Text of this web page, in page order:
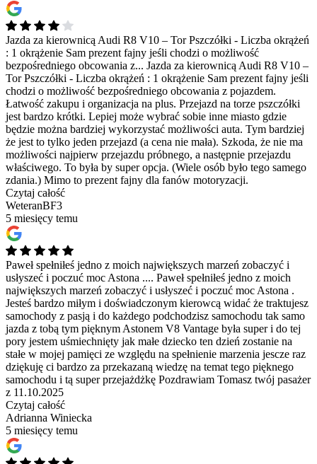
Jazda za kierownicą Audi R8 V10 – Tor Pszczółki - Liczba okrążeń
: 1 okrążenie Sam prezent fajny jeśli chodzi o możliwość
bezpośredniego obcowania z... Jazda za kierownicą Audi R8 V10 –
Tor Pszczółki - Liczba okrążeń : 1 okrążenie Sam prezent fajny jeśli
chodzi o możliwość bezpośredniego obcowania z pojazdem.
Łatwość zakupu i organizacja na plus. Przejazd na torze pszczółki
jest bardzo krótki. Lepiej może wybrać sobie inne miasto gdzie
będzie można bardziej wykorzystać możliwości auta. Tym bardziej
że jest to tylko jeden przejazd (a cena nie mała). Szkoda, że nie ma
możliwości najpierw przejazdu próbnego, a następnie przejazdu
właściwego. To była by super opcja. (Wiele osób było tego samego
zdania.) Mimo to prezent fajny dla fanów motoryzacji.
Czytaj całość
WeteranBF3
5 miesięcy temu
Paweł spełniłeś jedno z moich największych marzeń zobaczyć i
usłyszeć i poczuć moc Astona .... Paweł spełniłeś jedno z moich
największych marzeń zobaczyć i usłyszeć i poczuć moc Astona .
Jesteś bardzo miłym i doświadczonym kierowcą widać że traktujesz
samochody z pasją i do każdego podchodzisz samochodu tak samo
jazda z tobą tym pięknym Astonem V8 Vantage była super i do tej
pory jestem uśmiechnięty jak małe dziecko ten dzień zostanie na
stałe w mojej pamięci ze względu na spełnienie marzenia jescze raz
dziękuję ci bardzo za przekazaną wiedzę na temat tego pięknego
samochodu i tą super przejażdżkę Pozdrawiam Tomasz twój pasażer
z 11.10.2025
Czytaj całość
Adrianna Winiecka
5 miesięcy temu